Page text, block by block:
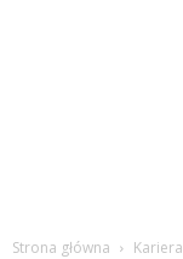
Strona główna Kariera